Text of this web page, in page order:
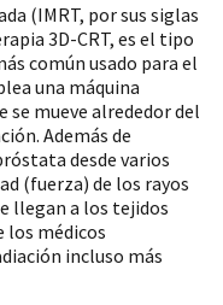
(IMRT, por sus siglas
3D-CRT, es el tipo
común usado para el
una máquina
mueve alrededor del
Además de
desde varios
(fuerza) de los rayos
llegan a los tejidos
los médicos
incluso más